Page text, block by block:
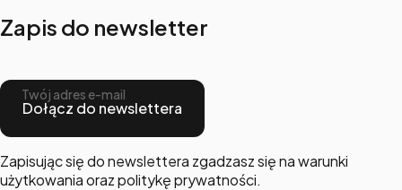
Zapis do newsletter
Twój adres e-mail
Dołącz do newslettera
Zapisując się do newslettera zgadzasz się na warunki
użytkowania oraz politykę prywatności.